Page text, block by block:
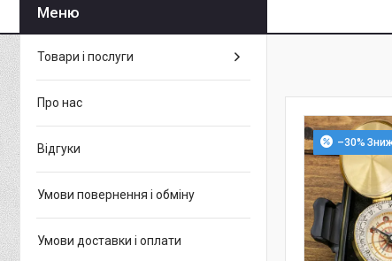
–30%
Товари і послуги
Про нас
Відгуки
Умови повернення і обміну
Умови доставки і оплати